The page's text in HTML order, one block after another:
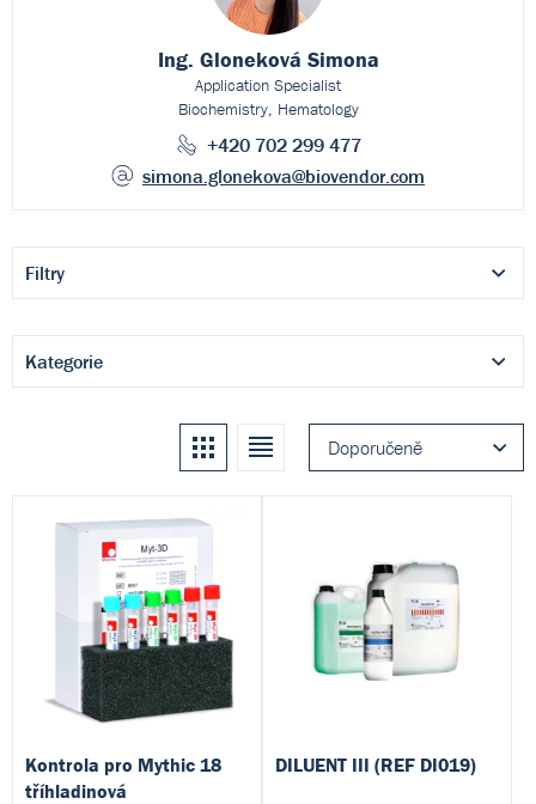
Ing. Gloneková Simona
Application Specialist
Biochemistry, Hematology
+420 702 299 477
simona.glonekova@biovendor.com
Filtry
Kategorie
Doporučeně
Kachle Seznam
Kontrola pro Mythic 18
tříhladinová
DILUENT III (REF DI019)